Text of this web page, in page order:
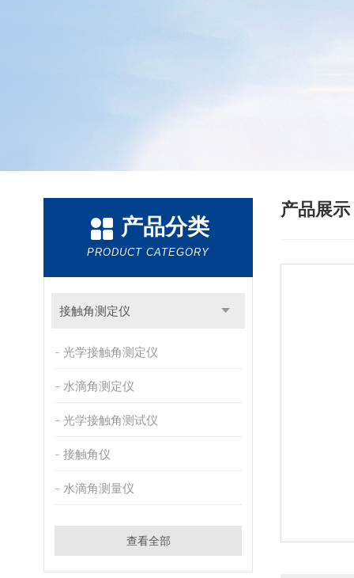
产品分类
PRODUCT CATEGORY
接触角测定仪
光学接触角测定仪
水滴角测定仪
光学接触角测试仪
接触角仪
水滴角测量仪
查看全部
产品展示